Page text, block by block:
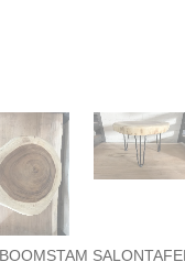
BOOMSTAM SALONTAFEL